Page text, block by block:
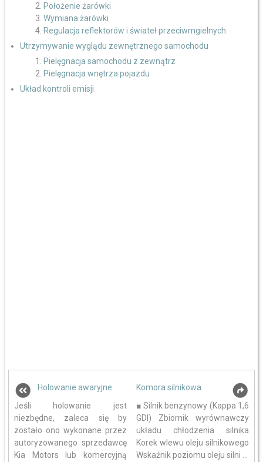
Położenie żarówki
Wymiana żarówki
Regulacja reflektorów i świateł przeciwmgielnych
Utrzymywanie wyglądu zewnętrznego samochodu
Pielęgnacja samochodu z zewnątrz
Pielęgnacja wnętrza pojazdu
Układ kontroli emisji
Holowanie awaryjne
Jeśli holowanie jest
niezbędne, zaleca się by
zostało ono wykonane przez
autoryzowanego sprzedawcę
Kia Motors lub komercyjną
Komora silnikowa
■ Silnik benzynowy (Kappa 1,6
GDI) Zbiornik wyrównawczy
układu chłodzenia silnika
Korek wlewu oleju silnikowego
Wskaźnik poziomu oleju silni ...